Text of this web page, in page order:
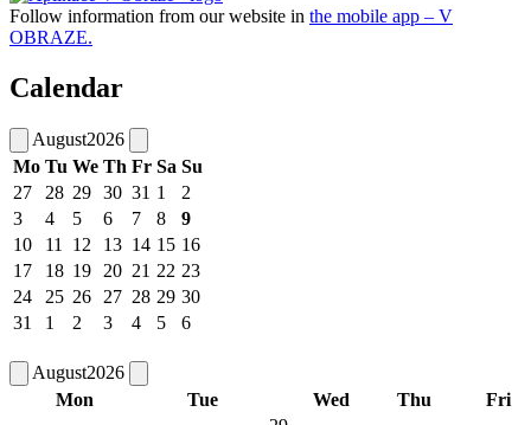
Follow information from our website in the mobile app – V
OBRAZE.
Calendar
August2026
Mo Tu We Th Fr Sa Su
27
28 29 30 31 1
2
3
4 5 6 7 8
9
10
11 12 13 14 15 16
17
18 19 20 21 22 23
24
25 26 27 28 29 30
31
1 2 3 4 5 6
August2026
Mon
Tue Wed Thu Fri